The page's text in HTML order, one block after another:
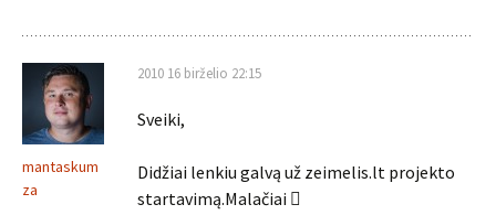
mantaskum
za
2010 16 birželio 22:15
Sveiki,
Didžiai lenkiu galvą už zeimelis.lt projekto
startavimą.Malačiai 